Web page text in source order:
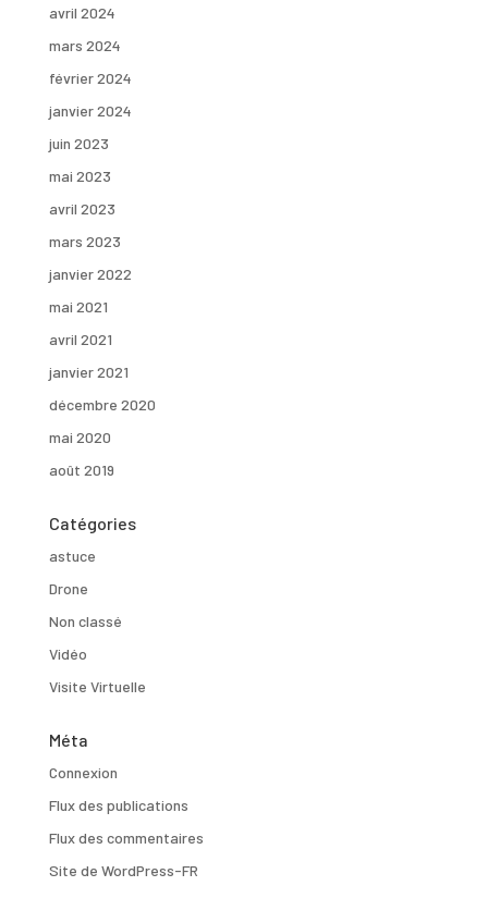
avril 2024
mars 2024
février 2024
janvier 2024
juin 2023
mai 2023
avril 2023
mars 2023
janvier 2022
mai 2021
avril 2021
janvier 2021
décembre 2020
mai 2020
août 2019
Catégories
astuce
Drone
Non classé
Vidéo
Visite Virtuelle
Méta
Connexion
Flux des publications
Flux des commentaires
Site de WordPress-FR